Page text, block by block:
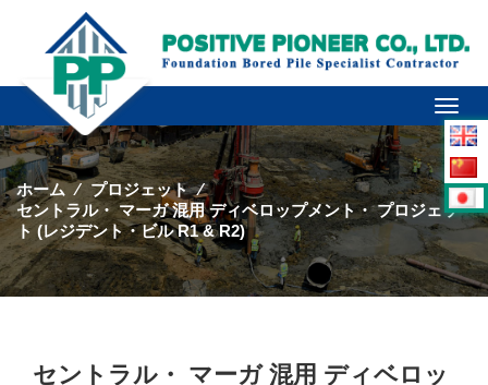
ホーム ⁄ プロジェット ⁄
セントラル・ マーガ 混用 ディベロップメント・ プロジェッ
ト (レジデント・ビル R1 & R2)
セントラル・ マーガ 混用 ディベロッ